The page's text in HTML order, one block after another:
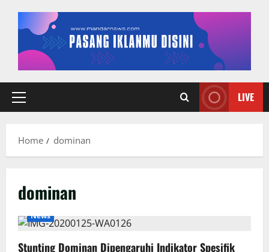
Primary
LIVE
Home dominan
dominan
News
Stunting Dominan Dipengaruhi Indikator Spesifik